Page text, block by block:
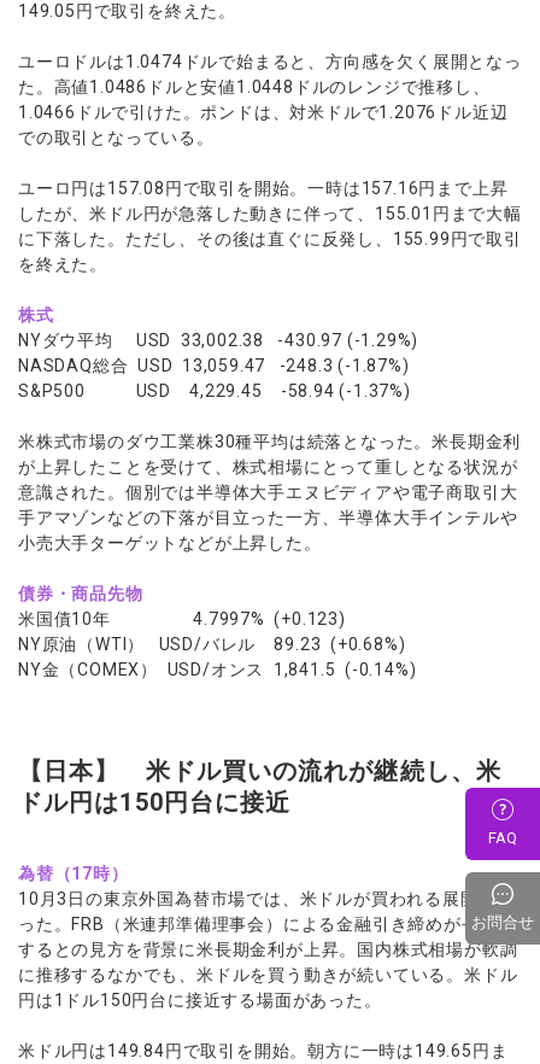
149.05円で取引を終えた。
ユーロドルは1.0474ドルで始まると、方向感を欠く展開となっ
た。高値1.0486ドルと安値1.0448ドルのレンジで推移し、
1.0466ドルで引けた。ポンドは、対米ドルで1.2076ドル近辺
での取引となっている。
ユーロ円は157.08円で取引を開始。一時は157.16円まで上昇
したが、米ドル円が急落した動きに伴って、155.01円まで大幅
に下落した。ただし、その後は直ぐに反発し、155.99円で取引
を終えた。
株式
NYダウ平均 USD 33,002.38 -430.97 (-1.29%)
NASDAQ総合 USD 13,059.47 -248.3 (-1.87%)
S&P500 USD 4,229.45 -58.94 (-1.37%)
米株式市場のダウ工業株30種平均は続落となった。米長期金利
が上昇したことを受けて、株式相場にとって重しとなる状況が
意識された。個別では半導体大手エヌビディアや電子商取引大
手アマゾンなどの下落が目立った一方、半導体大手インテルや
小売大手ターゲットなどが上昇した。
債券・商品先物
米国債10年 4.7997% (+0.123)
NY原油（WTI） USD/バレル 89.23 (+0.68%)
NY金（COMEX） USD/オンス 1,841.5 (-0.14%)
【日本】 米ドル買いの流れが継続し、米
ドル円は150円台に接近
為替（17時）
10月3日の東京外国為替市場では、米ドルが買われる展開とな
った。FRB（米連邦準備理事会）による金融引き締めが長期化
するとの見方を背景に米長期金利が上昇。国内株式相場が軟調
に推移するなかでも、米ドルを買う動きが続いている。米ドル
円は1ドル150円台に接近する場面があった。
米ドル円は149.84円で取引を開始。朝方に一時は149.65円ま
FAQ
お問合せ